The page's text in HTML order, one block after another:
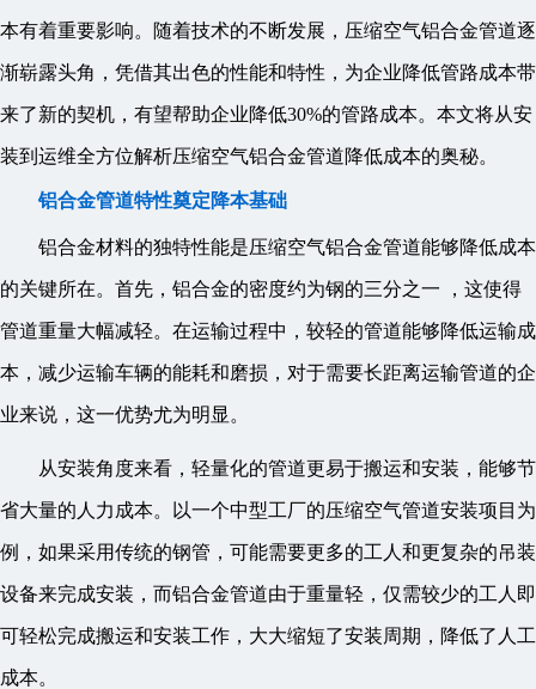
本有着重要影响。随着技术的不断发展，压缩空气铝合金管道逐
渐崭露头角，凭借其出色的性能和特性，为企业降低管路成本带
来了新的契机，有望帮助企业降低30%的管路成本。本文将从安
装到运维全方位解析压缩空气铝合金管道降低成本的奥秘。
铝合金管道特性奠定降本基础
铝合金材料的独特性能是压缩空气铝合金管道能够降低成本
的关键所在。首先，铝合金的密度约为钢的三分之一 ，这使得
管道重量大幅减轻。在运输过程中，较轻的管道能够降低运输成
本，减少运输车辆的能耗和磨损，对于需要长距离运输管道的企
业来说，这一优势尤为明显。
从安装角度来看，轻量化的管道更易于搬运和安装，能够节
省大量的人力成本。以一个中型工厂的压缩空气管道安装项目为
例，如果采用传统的钢管，可能需要更多的工人和更复杂的吊装
设备来完成安装，而铝合金管道由于重量轻，仅需较少的工人即
可轻松完成搬运和安装工作，大大缩短了安装周期，降低了人工
成本。